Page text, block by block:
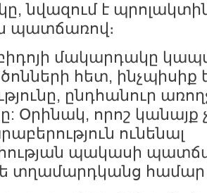
նվազում է
պատճառով։
մակարդակը
հետ, ինչպիսիք
ընդհանուր
Օրինակ, որոշ կանայք
ունենալ
պակասի
տղամարդկանց համար